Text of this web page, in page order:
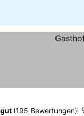
(195 Bewertungen)